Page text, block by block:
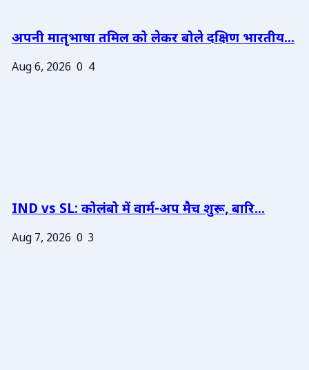
अपनी मातृभाषा तमिल को लेकर बोले दक्षिण भारतीय...
Aug 6, 2026 0 4
IND vs SL: कोलंबो में वार्म-अप मैच शुरू, बारि...
Aug 7, 2026 0 3